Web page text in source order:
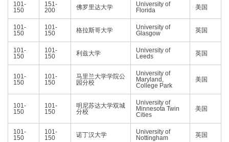
101-
150
151-
200
佛罗里达大学
University of
Florida
美国
101-
150
101-
150
格拉斯哥大学
University of
Glasgow
英国
101-
150
101-
150
利兹大学
University of
Leeds
英国
101-
150
101-
150
马里兰大学学院公
园分校
University of
Maryland,
College Park
美国
101-
150
101-
150
明尼苏达大学双城
分校
University of
Minnesota Twin
Cities
美国
101-
150
101-
150
诺丁汉大学
University of
Nottingham
英国